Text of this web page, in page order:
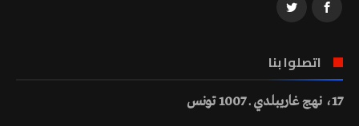
اتصلوا بنا
17، نهج غاريبلدي ـ 1007 تونس